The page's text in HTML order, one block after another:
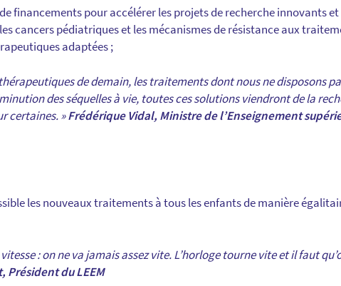
financements pour accélérer les projets de recherche innovants
cancers pédiatriques et les mécanismes de résistance aux
adaptées ;
de demain, les traitements dont nous ne disposons
des séquelles à vie, toutes ces solutions viendront de la
certaines. »Frédérique Vidal, Ministre de l’Enseignement
les nouveaux traitements à tous les enfants de manière
: on ne va jamais assez vite. L’horloge tourne vite et il faut
Président du LEEM